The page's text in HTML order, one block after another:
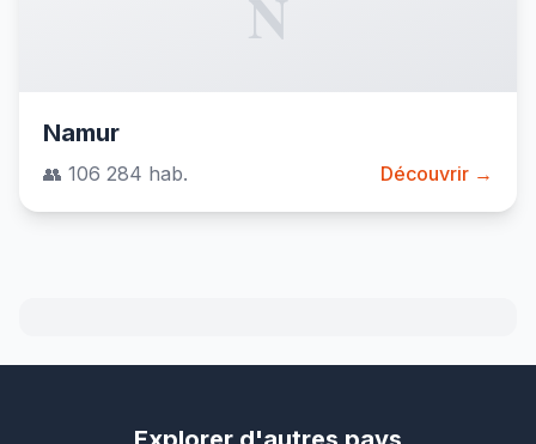
Namur
👥 106 284 hab. Découvrir →